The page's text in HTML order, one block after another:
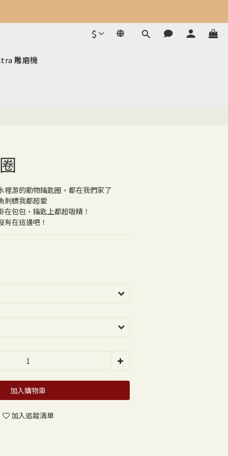
$
雕磨機
裡游的動物鑰匙圈，都在我們家了
刺蝟我都超愛
包包，鑰匙上都超吸睛！
有在這邊吧！
加入購物車
加入追蹤清單